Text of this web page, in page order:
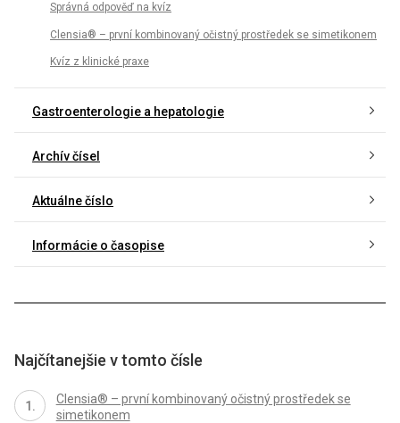
Správná odpověď na kvíz
Clensia® – první kombinovaný očistný prostředek se simetikonem
Kvíz z klinické praxe
Gastroenterologie a hepatologie
Archív čísel
Aktuálne číslo
Informácie o časopise
Najčítanejšie v tomto čísle
Clensia® – první kombinovaný očistný prostředek se
simetikonem